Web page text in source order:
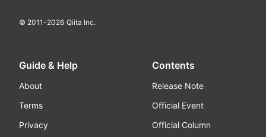
© 2011-2026 Qiita Inc.
Guide & Help
About
Terms
Privacy
Contents
Release Note
Official Event
Official Column